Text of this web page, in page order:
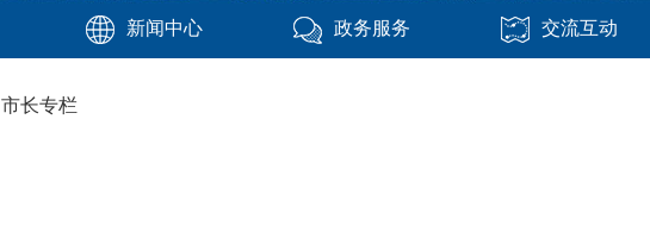
新闻中心 政务服务 交流互动
市长专栏